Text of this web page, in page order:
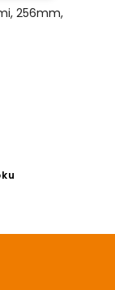
256mm,